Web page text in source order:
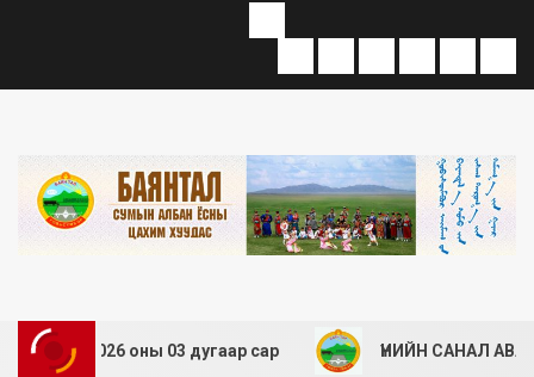
2026 оны 03 дугаар сар ҮНИЙН САНАЛ АВАХ ТУХАЙ